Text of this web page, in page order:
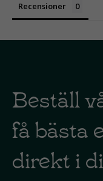
Recensioner
Beställ
få bästa
direkt i